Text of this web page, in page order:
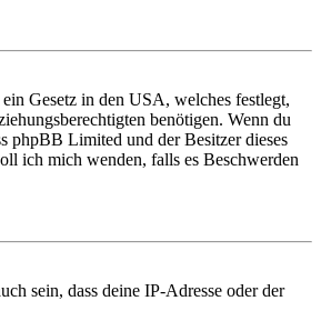
Gesetz in den USA, welches festlegt,
benötigen. Wenn du
phpBB Limited und der Besitzer dieses
ich mich wenden, falls es Beschwerden
sein, dass deine IP-Adresse oder der